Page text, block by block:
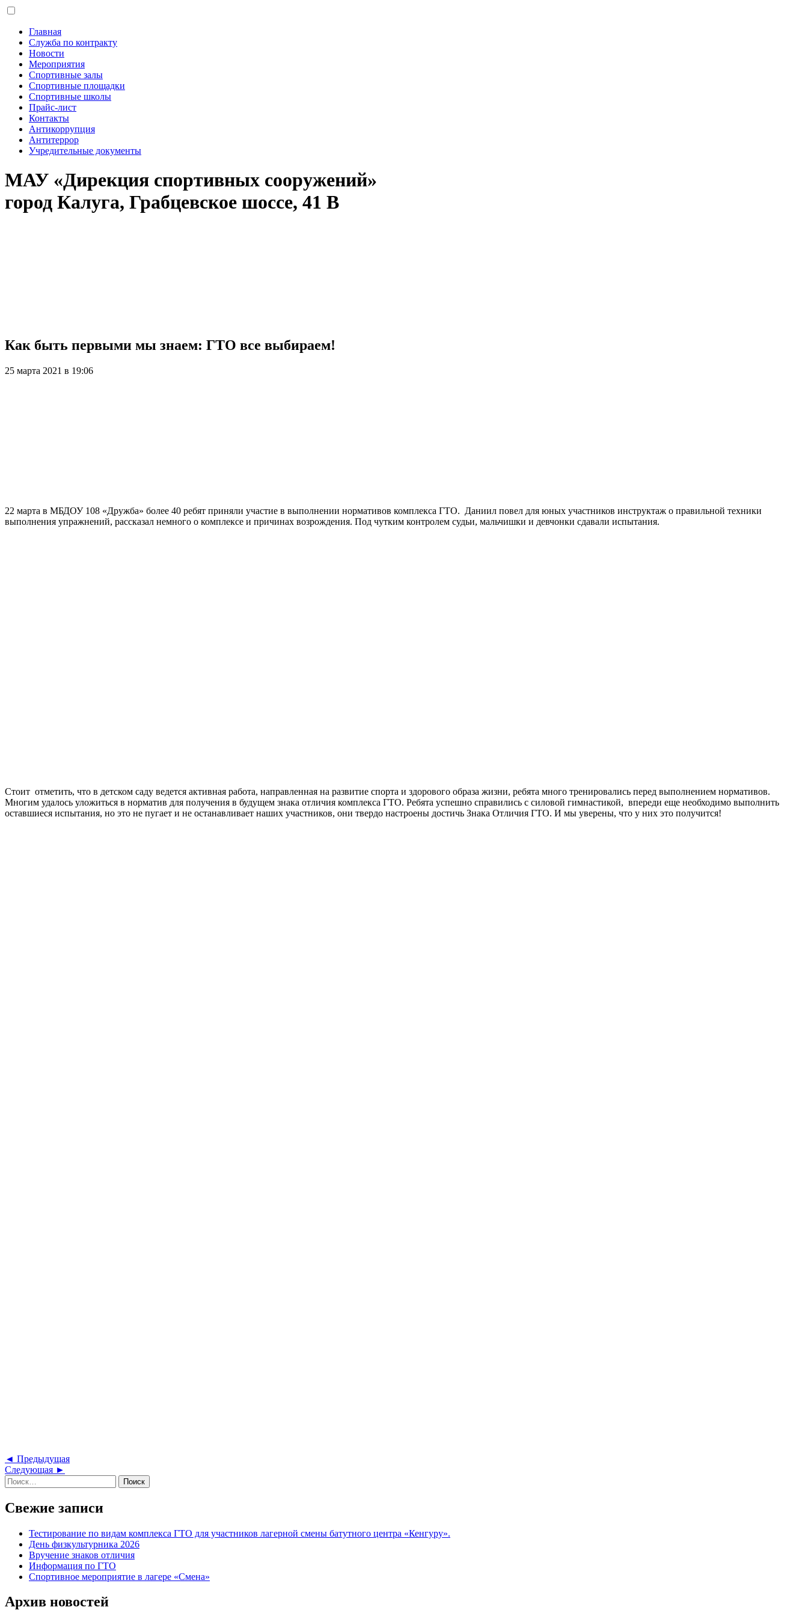
Главная
Служба по контракту
Новости
Мероприятия
Спортивные залы
Спортивные площадки
Спортивные школы
Прайс-лист
Контакты
Антикоррупция
Антитеррор
Учредительные документы
МАУ «Дирекция спортивных сооружений»
город Калуга, Грабцевское шоссе, 41 В
Как быть первыми мы знаем: ГТО все выбираем!
25 марта 2021 в 19:06
22 марта в МБДОУ 108 «Дружба» более 40 ребят приняли участие в выполнении нормативов комплекса ГТО. Даниил повел для юных участников инструктаж о правильной техники
выполнения упражнений, рассказал немного о комплексе и причинах возрождения. Под чутким контролем судьи, мальчишки и девчонки сдавали испытания.
Стоит отметить, что в детском саду ведется активная работа, направленная на развитие спорта и здорового образа жизни, ребята много тренировались перед выполнением нормативов.
Многим удалось уложиться в норматив для получения в будущем знака отличия комплекса ГТО. Ребята успешно справились с силовой гимнастикой, впереди еще необходимо выполнить
оставшиеся испытания, но это не пугает и не останавливает наших участников, они твердо настроены достичь Знака Отличия ГТО. И мы уверены, что у них это получится!
Навигация
по
записям
◄ ПредыдущаяПредыдущая
Следующая ►
Найти:
Свежие записи
Тестирование по видам комплекса ГТО для участников лагерной смены батутного центра «Кенгуру».
День физкультурника 2026
Вручение знаков отличия
Информация по ГТО
Спортивное мероприятие в лагере «Смена»
Архив новостей